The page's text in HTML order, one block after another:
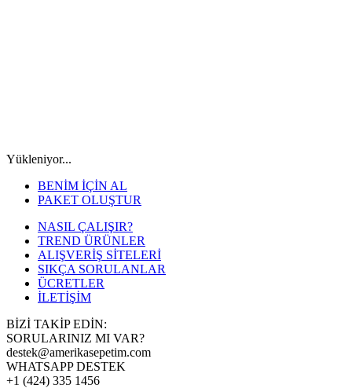
Yükleniyor...
BENİM İÇİN AL
PAKET OLUŞTUR
NASIL ÇALIŞIR?
TREND ÜRÜNLER
ALIŞVERİŞ SİTELERİ
SIKÇA SORULANLAR
ÜCRETLER
İLETİŞİM
BİZİ TAKİP EDİN:
SORULARINIZ MI VAR?
destek@amerikasepetim.com
WHATSAPP DESTEK
+1 (424) 335 1456